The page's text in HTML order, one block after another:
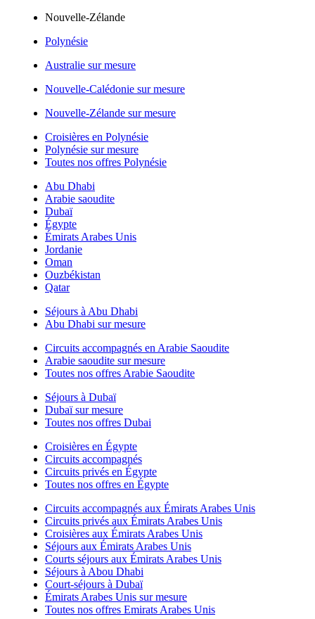
Nouvelle-Zélande
Polynésie
Australie sur mesure
Nouvelle-Calédonie sur mesure
Nouvelle-Zélande sur mesure
Croisières en Polynésie
Polynésie sur mesure
Toutes nos offres Polynésie
Abu Dhabi
Arabie saoudite
Dubaï
Égypte
Émirats Arabes Unis
Jordanie
Oman
Ouzbékistan
Qatar
Séjours à Abu Dhabi
Abu Dhabi sur mesure
Circuits accompagnés en Arabie Saoudite
Arabie saoudite sur mesure
Toutes nos offres Arabie Saoudite
Séjours à Dubaï
Dubaï sur mesure
Toutes nos offres Dubai
Croisières en Égypte
Circuits accompagnés
Circuits privés en Égypte
Toutes nos offres en Égypte
Circuits accompagnés aux Émirats Arabes Unis
Circuits privés aux Émirats Arabes Unis
Croisières aux Émirats Arabes Unis
Séjours aux Émirats Arabes Unis
Courts séjours aux Émirats Arabes Unis
Séjours à Abou Dhabi
Court-séjours à Dubaï
Émirats Arabes Unis sur mesure
Toutes nos offres Emirats Arabes Unis